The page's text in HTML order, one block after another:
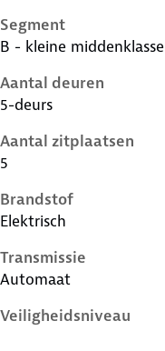
Segment
B - kleine middenklasse
Aantal deuren
5-deurs
Aantal zitplaatsen
5
Brandstof
Elektrisch
Transmissie
Automaat
Veiligheidsniveau